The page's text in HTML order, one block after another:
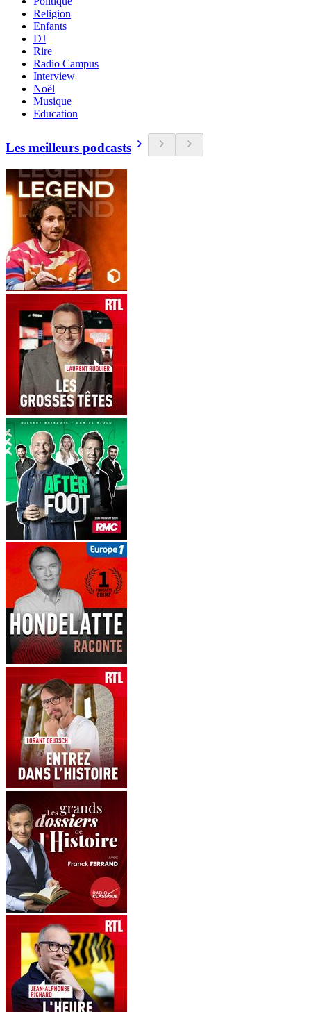
Religion
Enfants
DJ
Rire
Radio Campus
Interview
Noël
Musique
Education
Les meilleurs podcasts